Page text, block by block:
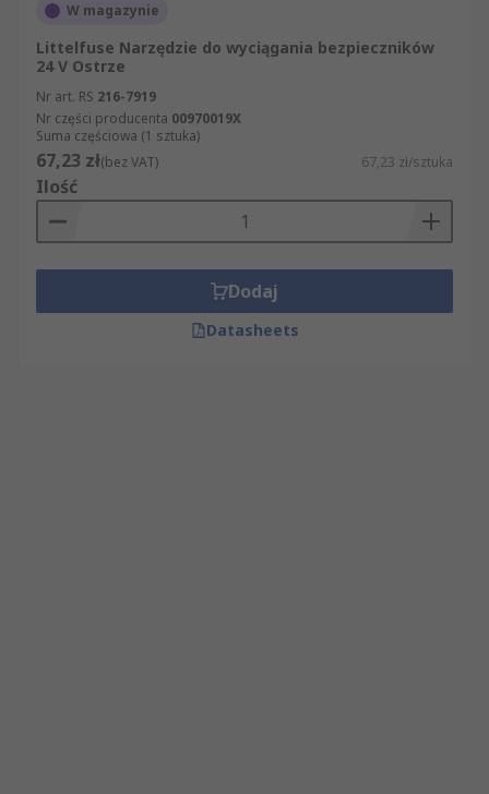
W magazynie
Littelfuse Narzędzie do wyciągania bezpieczników
24 V Ostrze
Nr art. RS 216-7919
Nr części producenta 00970019X
Suma częściowa (1 sztuka)
67,23 zł(bez VAT) 67,23 zł/sztuka
Ilość
Dodaj
Datasheets